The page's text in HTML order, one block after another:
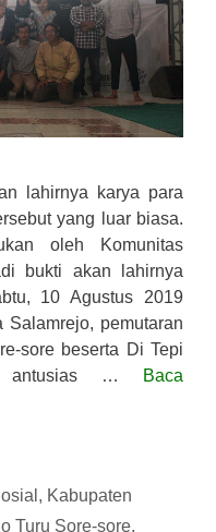
lahirnya karya para
yang luar biasa.
oleh Komunitas
bukti akan lahirnya
10 Agustus 2019
pemutaran
sore beserta Di Tepi
antusias …
Baca
, Kabupaten
Turu Sore-sore,